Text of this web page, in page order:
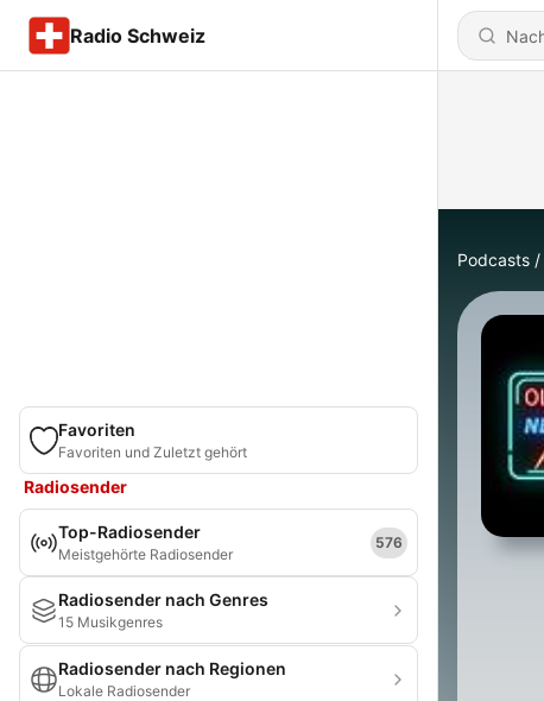
Radio Schweiz
Favoriten
Favoriten und Zuletzt gehört
Radiosender
Top-Radiosender
Meistgehörte Radiosender
576
Radiosender nach Genres
15 Musikgenres
Radiosender nach Regionen
Lokale Radiosender
Podcasts